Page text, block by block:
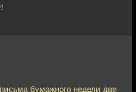
бумажного недели две